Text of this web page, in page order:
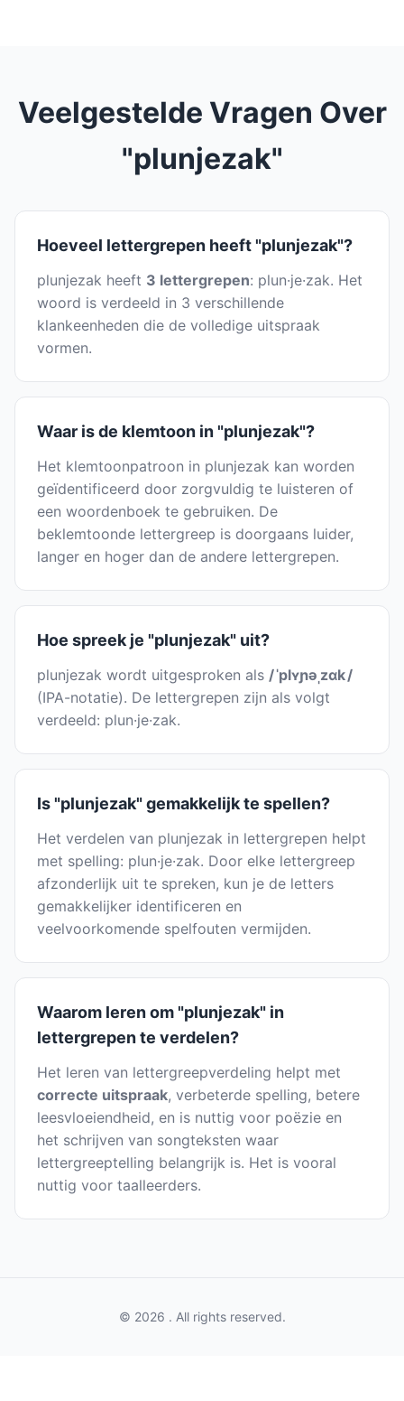
Veelgestelde Vragen Over
"plunjezak"
Hoeveel lettergrepen heeft "plunjezak"?
plunjezak heeft 3 lettergrepen: plun·je·zak. Het
woord is verdeeld in 3 verschillende
klankeenheden die de volledige uitspraak
vormen.
Waar is de klemtoon in "plunjezak"?
Het klemtoonpatroon in plunjezak kan worden
geïdentificeerd door zorgvuldig te luisteren of
een woordenboek te gebruiken. De
beklemtoonde lettergreep is doorgaans luider,
langer en hoger dan de andere lettergrepen.
Hoe spreek je "plunjezak" uit?
plunjezak wordt uitgesproken als / ˈplʏɲəˌzɑk /
(IPA-notatie). De lettergrepen zijn als volgt
verdeeld: plun·je·zak.
Is "plunjezak" gemakkelijk te spellen?
Het verdelen van plunjezak in lettergrepen helpt
met spelling: plun·je·zak. Door elke lettergreep
afzonderlijk uit te spreken, kun je de letters
gemakkelijker identificeren en
veelvoorkomende spelfouten vermijden.
Waarom leren om "plunjezak" in
lettergrepen te verdelen?
Het leren van lettergreepverdeling helpt met
correcte uitspraak, verbeterde spelling, betere
leesvloeiendheid, en is nuttig voor poëzie en
het schrijven van songteksten waar
lettergreeptelling belangrijk is. Het is vooral
nuttig voor taalleerders.
© 2026 . All rights reserved.